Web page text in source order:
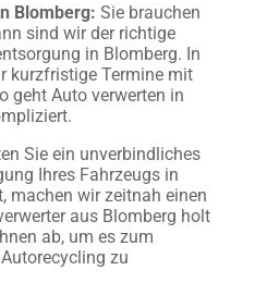
Blomberg: Sie brauchen
sind wir der richtige
in Blomberg. In
kurzfristige Termine mit
geht Auto verwerten in
Sie ein unverbindliches
Ihres Fahrzeugs in
machen wir zeitnah einen
aus Blomberg holt
ab, um es zum
zu